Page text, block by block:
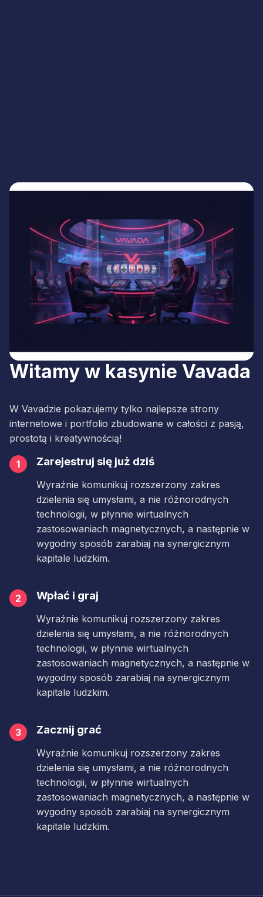
Witamy w kasynie Vavada
W Vavadzie pokazujemy tylko najlepsze strony
internetowe i portfolio zbudowane w całości z pasją,
prostotą i kreatywnością!
1 Zarejestruj się już dziś
Wyraźnie komunikuj rozszerzony zakres
dzielenia się umysłami, a nie różnorodnych
technologii, w płynnie wirtualnych
zastosowaniach magnetycznych, a następnie w
wygodny sposób zarabiaj na synergicznym
kapitale ludzkim.
2 Wpłać i graj
Wyraźnie komunikuj rozszerzony zakres
dzielenia się umysłami, a nie różnorodnych
technologii, w płynnie wirtualnych
zastosowaniach magnetycznych, a następnie w
wygodny sposób zarabiaj na synergicznym
kapitale ludzkim.
3 Zacznij grać
Wyraźnie komunikuj rozszerzony zakres
dzielenia się umysłami, a nie różnorodnych
technologii, w płynnie wirtualnych
zastosowaniach magnetycznych, a następnie w
wygodny sposób zarabiaj na synergicznym
kapitale ludzkim.